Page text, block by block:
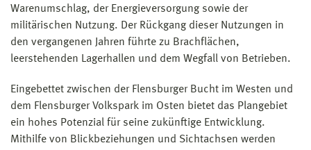
Warenumschlag, der Energieversorgung sowie der
militärischen Nutzung. Der Rückgang dieser Nutzungen in
den vergangenen Jahren führte zu Brachflächen,
leerstehenden Lagerhallen und dem Wegfall von Betrieben.
Eingebettet zwischen der Flensburger Bucht im Westen und
dem Flensburger Volkspark im Osten bietet das Plangebiet
ein hohes Potenzial für seine zukünftige Entwicklung.
Mithilfe von Blickbeziehungen und Sichtachsen werden